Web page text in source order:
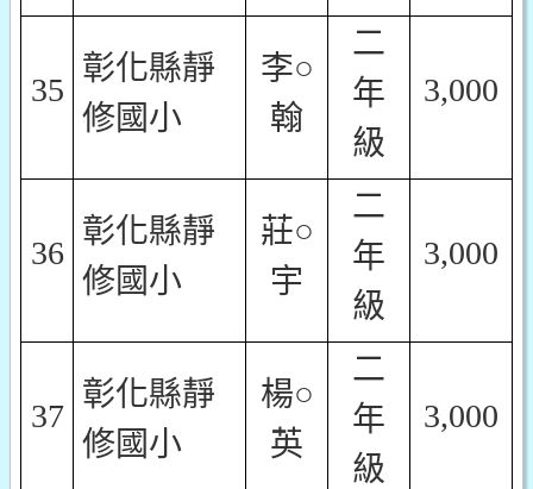
35
彰化縣靜
修國小
李○
翰
二
年
級
3,000
36
彰化縣靜
修國小
莊○
宇
二
年
級
3,000
37
彰化縣靜
修國小
楊○
英
二
年
級
3,000